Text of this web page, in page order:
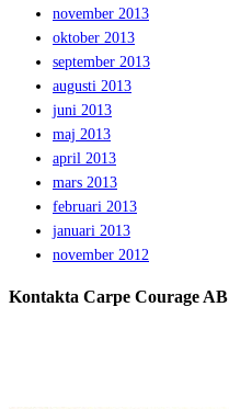
november 2013
oktober 2013
september 2013
augusti 2013
juni 2013
maj 2013
april 2013
mars 2013
februari 2013
januari 2013
november 2012
Kontakta Carpe Courage AB